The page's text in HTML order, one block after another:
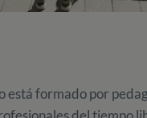
está formado por